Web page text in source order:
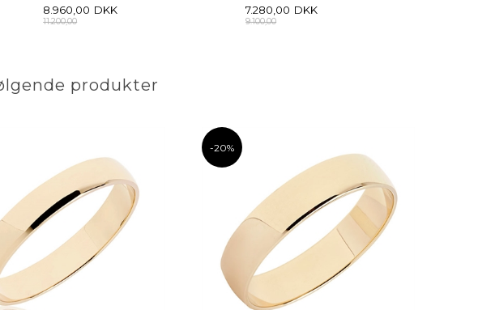
8.960,00 DKK
11.200,00
7.280,00 DKK
9.100,00
produkter
-20%